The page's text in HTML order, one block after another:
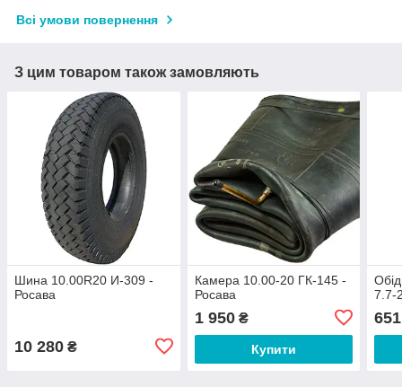
Всі умови повернення
З цим товаром також замовляють
Шина 10.00R20 И-309 -
Росава
10 280 ₴
Камера 10.00-20 ГК-145 -
Росава
1 950₴
Купити
7.7-
651